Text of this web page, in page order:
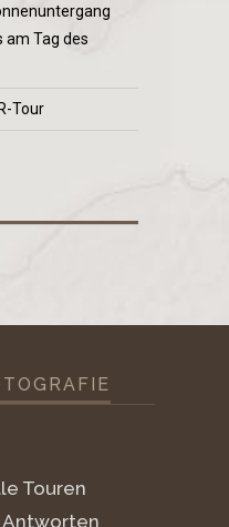
am Tag des
Tour
Touren
Antworten